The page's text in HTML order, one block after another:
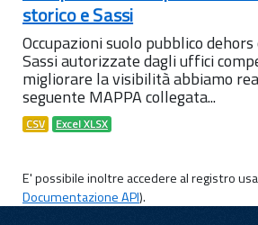
storico e Sassi
Occupazioni suolo pubblico
Sassi autorizzate dagli uffici
migliorare la visibilità abbiamo
seguente MAPPA collegata...
CSV Excel XLSX
E' possibile inoltre accedere al registro
Documentazione API).